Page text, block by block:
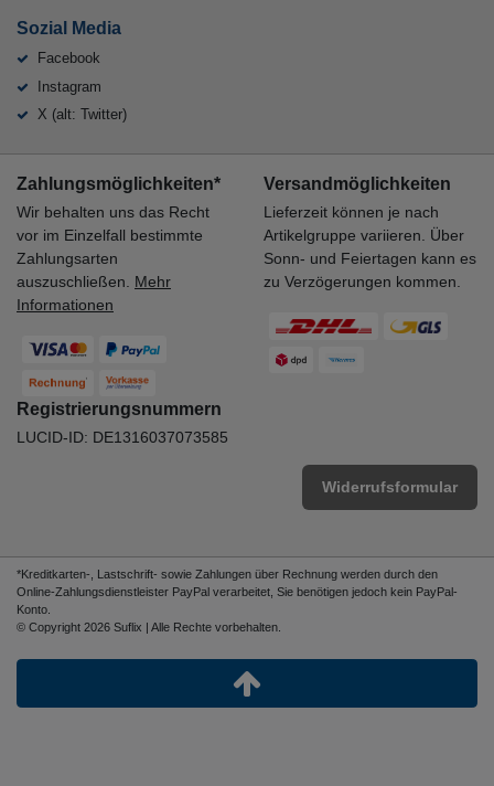
Sozial Media
Facebook
Instagram
X (alt: Twitter)
Zahlungsmöglichkeiten*
Wir behalten uns das Recht
vor im Einzelfall bestimmte
Zahlungsarten
auszuschließen. Mehr
Informationen
Versandmöglichkeiten
Lieferzeit können je nach
Artikelgruppe variieren. Über
Sonn- und Feiertagen kann es
zu Verzögerungen kommen.
Registrierungsnummern
LUCID-ID: DE1316037073585
Widerrufsformular
*Kreditkarten-, Lastschrift- sowie Zahlungen über Rechnung werden durch den
Online-Zahlungsdienstleister PayPal verarbeitet, Sie benötigen jedoch kein PayPal-
Konto.
© Copyright 2026 Suflix | Alle Rechte vorbehalten.